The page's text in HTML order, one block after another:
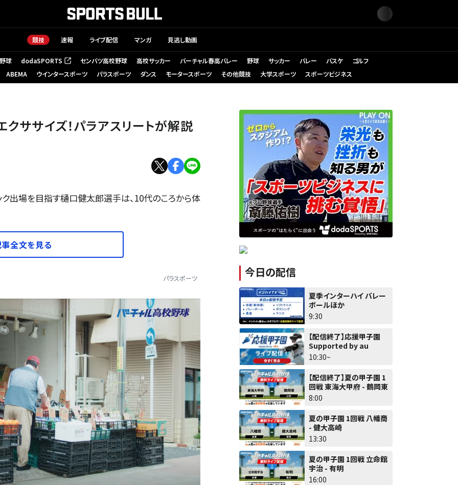
競技 速報 ライブ配信 マンガ 見逃し動画
球 dodaSPORTS
（新しいタブで開く） センバツ高校野球 高校サッカー バーチャル春高バレー 野球 サッカー バレー バスケ
ゴルフ
ABEMA
ウインタースポーツ パラスポーツ ダンス モータースポーツ その他競技 大学スポーツ スポーツビジネス
ササイズ！パラアスリートが解説
ク出場を目指す樋口健太郎選手は、10代のころから体
全文を見る
パラスポーツ 今日の配信
夏季インターハイ バレー
ボールほか
9:30
【配信終了】応援甲子園
Supported by au
10:30~
【配信終了】夏の甲子園 1
回戦 東海大甲府 - 鶴岡東
8:00
夏の甲子園 1回戦 八幡商
- 健大高崎
13:30
夏の甲子園 1回戦 立命館
宇治 - 有明
16:00